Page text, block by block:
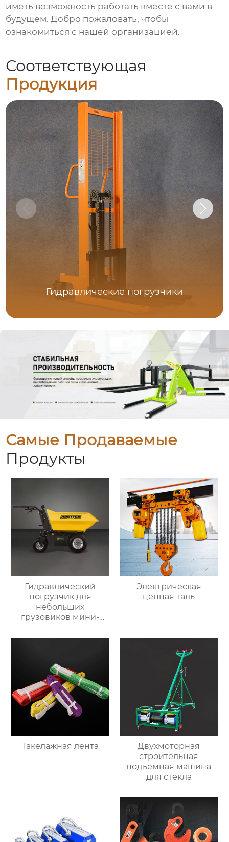
иметь возможность работать вместе с вами в
будущем. Добро пожаловать, чтобы
ознакомиться с нашей организацией.
Соответствующая
Продукция
Гидравлические погрузчики
Самые Продаваемые
Продукты
Гидравлический
погрузчик для
небольших
грузовиков мини-
Электрическая
цепная таль
Такелажная лента
Двухмоторная
строительная
подъемная машина
для стекла